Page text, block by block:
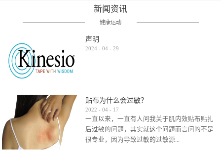
新闻资讯
健康运动
声明
2024 - 04 - 29
贴布为什么会过敏？
2022 - 04 - 17
一直以来，一直有人问我关于肌内效贴布贴扎
后过敏的问题，其实就这个问题而言问的不是
很专业，因为导致过敏的过敏源...